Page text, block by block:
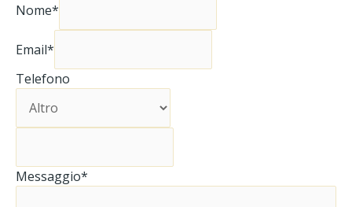
Nome*
Email*
Telefono
Messaggio*